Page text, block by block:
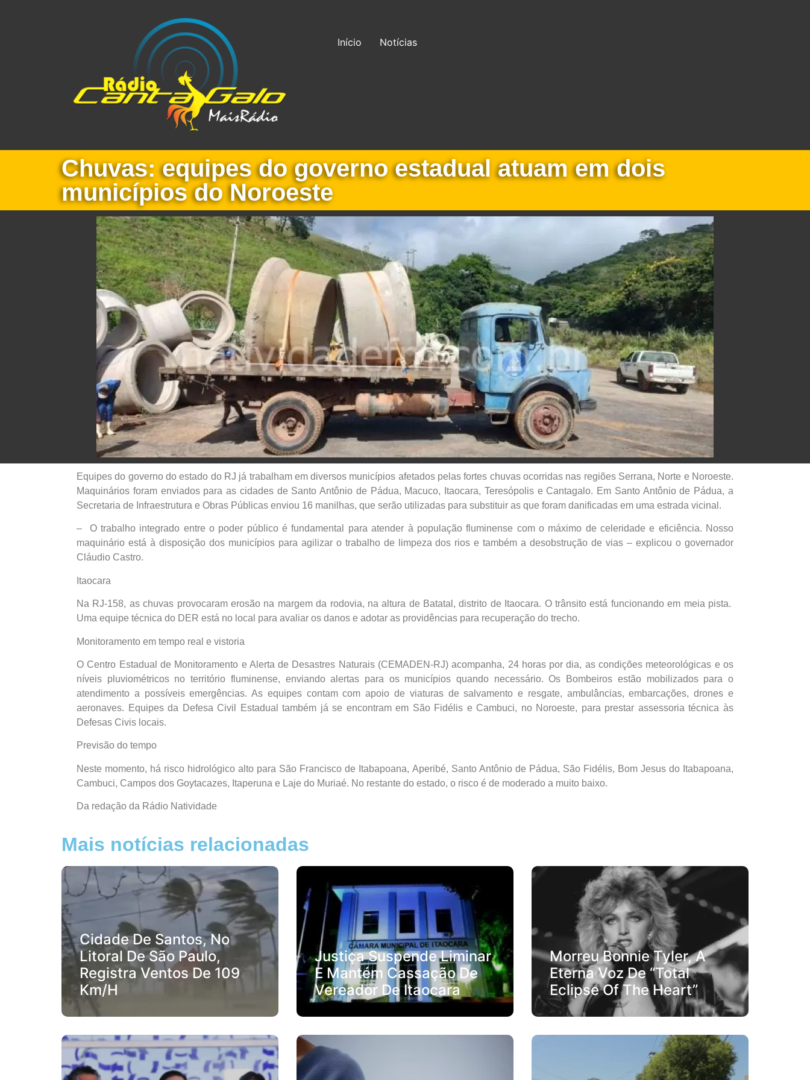
Início Notícias
Chuvas: equipes do governo estadual atuam em dois
municípios do Noroeste
Equipes do governo do estado do RJ já trabalham em diversos municípios afetados pelas fortes chuvas ocorridas nas regiões Serrana, Norte e Noroeste.
Maquinários foram enviados para as cidades de Santo Antônio de Pádua, Macuco, Itaocara, Teresópolis e Cantagalo. Em Santo Antônio de Pádua, a
Secretaria de Infraestrutura e Obras Públicas enviou 16 manilhas, que serão utilizadas para substituir as que foram danificadas em uma estrada vicinal.
– O trabalho integrado entre o poder público é fundamental para atender à população fluminense com o máximo de celeridade e eficiência. Nosso
maquinário está à disposição dos municípios para agilizar o trabalho de limpeza dos rios e também a desobstrução de vias – explicou o governador
Cláudio Castro.
Itaocara
Na RJ-158, as chuvas provocaram erosão na margem da rodovia, na altura de Batatal, distrito de Itaocara. O trânsito está funcionando em meia pista.
Uma equipe técnica do DER está no local para avaliar os danos e adotar as providências para recuperação do trecho.
Monitoramento em tempo real e vistoria
O Centro Estadual de Monitoramento e Alerta de Desastres Naturais (CEMADEN-RJ) acompanha, 24 horas por dia, as condições meteorológicas e os
níveis pluviométricos no território fluminense, enviando alertas para os municípios quando necessário. Os Bombeiros estão mobilizados para o
atendimento a possíveis emergências. As equipes contam com apoio de viaturas de salvamento e resgate, ambulâncias, embarcações, drones e
aeronaves. Equipes da Defesa Civil Estadual também já se encontram em São Fidélis e Cambuci, no Noroeste, para prestar assessoria técnica às
Defesas Civis locais.
Previsão do tempo
Neste momento, há risco hidrológico alto para São Francisco de Itabapoana, Aperibé, Santo Antônio de Pádua, São Fidélis, Bom Jesus do Itabapoana,
Cambuci, Campos dos Goytacazes, Itaperuna e Laje do Muriaé. No restante do estado, o risco é de moderado a muito baixo.
Da redação da Rádio Natividade
Mais notícias relacionadas
Cidade De Santos, No
Litoral De São Paulo,
Registra Ventos De 109
Km/h
Justiça Suspende Liminar
E Mantém Cassação De
Vereador De Itaocara
Morreu Bonnie Tyler, A
Eterna Voz De “Total
Eclipse Of The Heart”